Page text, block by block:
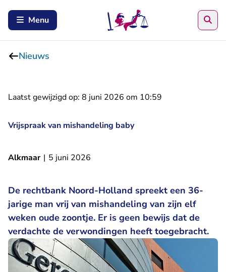
Menu
Nieuws
Laatst gewijzigd op: 8 juni 2026 om 10:59
Vrijspraak van mishandeling baby
Alkmaar | 5 juni 2026
De rechtbank Noord-Holland spreekt een 36-
jarige man vrij van mishandeling van zijn elf
weken oude zoontje. Er is geen bewijs dat de
verdachte de verwondingen heeft toegebracht.